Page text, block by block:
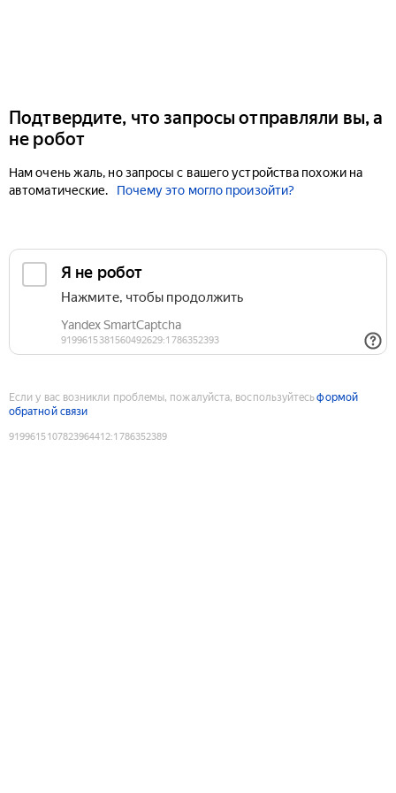
Подтвердите, что запросы отправляли вы, а
не робот
Нам очень жаль, но запросы с вашего устройства похожи на
автоматические.
Почему это могло произойти?
Если у вас возникли проблемы, пожалуйста, воспользуйтесьформой
обратной связи
9199615107823964412:1786352389